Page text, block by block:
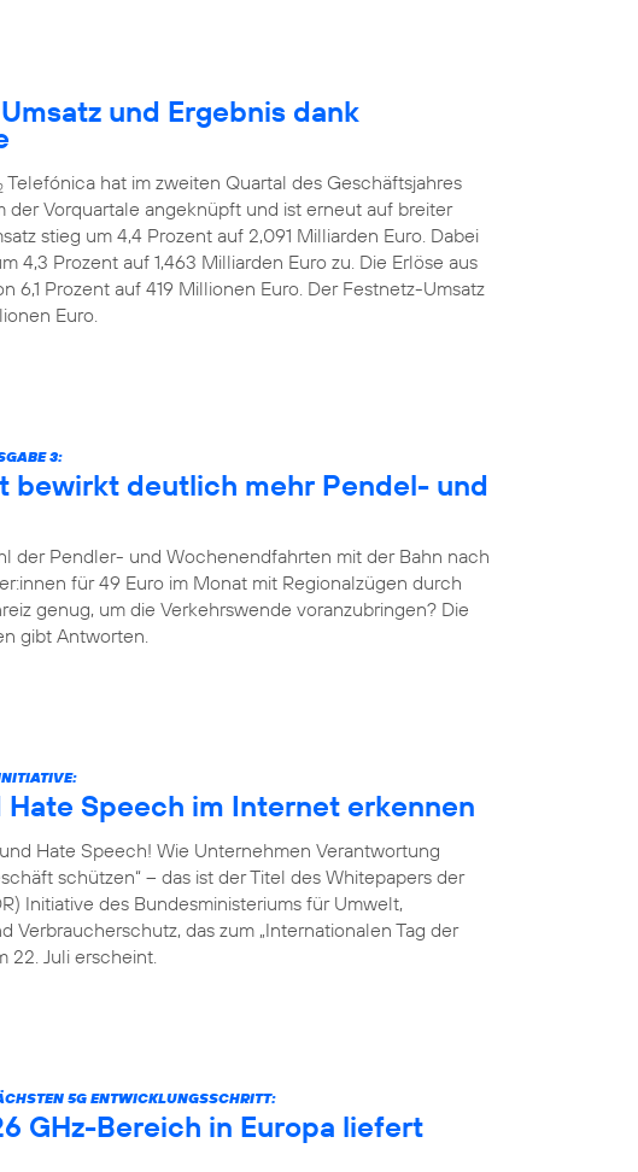
und Ergebnis dank
Telefónica hat im zweiten Quartal des Geschäftsjahres
der Vorquartale angeknüpft und ist erneut auf breiter
stieg um 4,4 Prozent auf 2,091 Milliarden Euro. Dabei
4,3 Prozent auf 1,463 Milliarden Euro zu. Die Erlöse aus
6,1 Prozent auf 419 Millionen Euro. Der Festnetz-Umsatz
Euro.
3:
bewirkt deutlich mehr Pendel- und
der Pendler- und Wochenendfahrten mit der Bahn nach
für 49 Euro im Monat mit Regionalzügen durch
genug, um die Verkehrswende voranzubringen? Die
gibt Antworten.
Speech im Internet erkennen
Hate Speech! Wie Unternehmen Verantwortung
schützen“ – das ist der Titel des Whitepapers der
Initiative des Bundesministeriums für Umwelt,
Verbraucherschutz, das zum „Internationalen Tag der
22. Juli erscheint.
5G ENTWICKLUNGSSCHRITT:
GHz-Bereich in Europa liefert